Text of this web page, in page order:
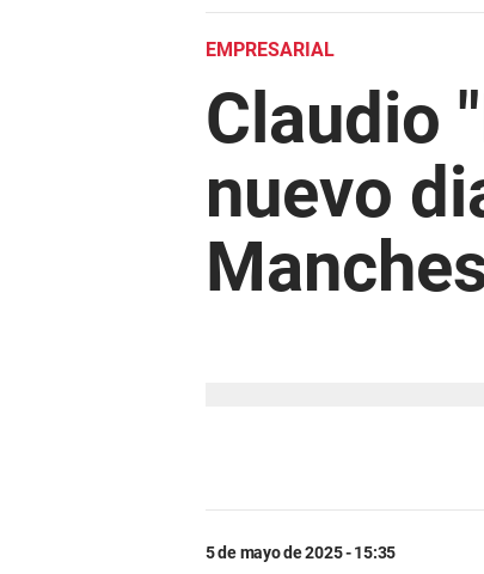
EMPRESARIAL
Claudio
nuevo
5 de mayo de 2025 - 15:35